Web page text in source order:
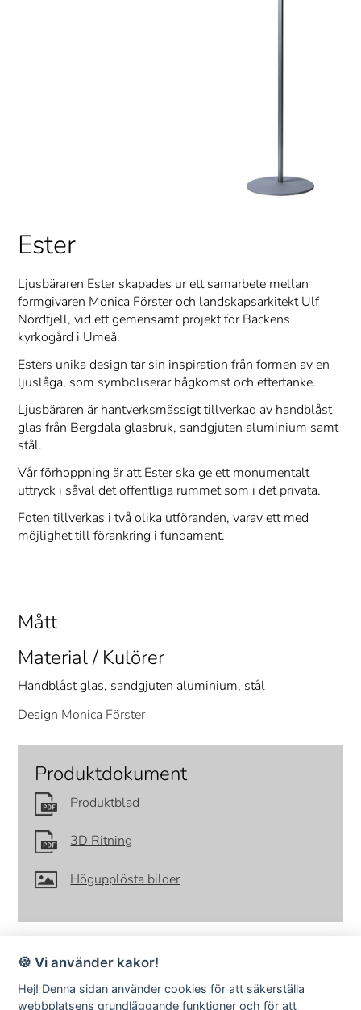
Ester
Ljusbäraren Ester skapades ur ett samarbete mellan
formgivaren Monica Förster och landskapsarkitekt Ulf
Nordfjell, vid ett gemensamt projekt för Backens
kyrkogård i Umeå.
Esters unika design tar sin inspiration från formen av en
ljuslåga, som symboliserar hågkomst och eftertanke.
Ljusbäraren är hantverksmässigt tillverkad av handblåst
glas från Bergdala glasbruk, sandgjuten aluminium samt
stål.
Vår förhoppning är att Ester ska ge ett monumentalt
uttryck i såväl det offentliga rummet som i det privata.
Foten tillverkas i två olika utföranden, varav ett med
möjlighet till förankring i fundament.
Mått
Material / Kulörer
Handblåst glas, sandgjuten aluminium, stål
Design Monica Förster
Produktdokument
Produktblad
3D Ritning
Högupplösta bilder
🍪 Vi använder kakor!
Hej! Denna sidan använder cookies för att säkerställa
webbplatsens grundläggande funktioner och för att